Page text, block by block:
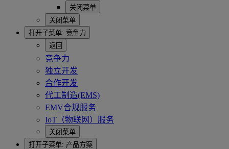
关闭菜单
关闭菜单
打开子菜单: 竞争力
返回
竞争力
独立开发
合作开发
代工制造(EMS)
EMV合规服务
IoT（物联网）服务
关闭菜单
打开子菜单: 产品方案